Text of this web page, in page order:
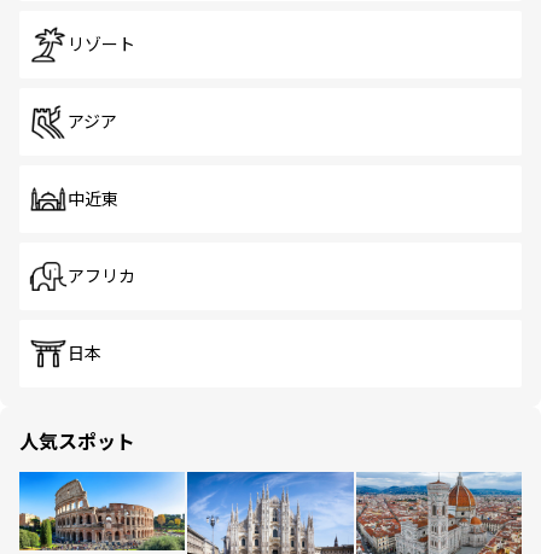
リゾート
アジア
中近東
アフリカ
日本
人気スポット